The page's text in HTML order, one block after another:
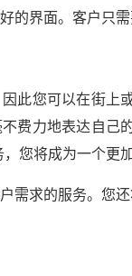
的界面。客户只
此您可以在街上
费力地表达自己
您将成为一个更
需求的服务。您还